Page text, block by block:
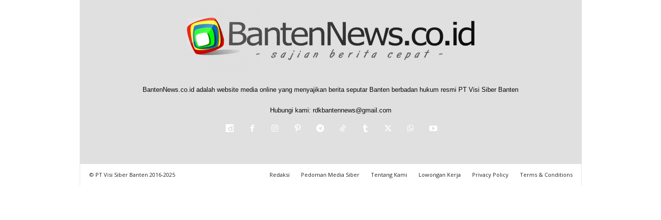
BantenNews.co.id adalah website media online yang menyajikan berita seputar Banten berbadan hukum resmi PT Visi Siber Banten
Hubungi kami: rdkbantennews@gmail.com
Redaksi Pedoman Media Siber Tentang Kami Lowongan Kerja Privacy Policy Terms & Conditions
© PT Visi Siber Banten 2016-2025